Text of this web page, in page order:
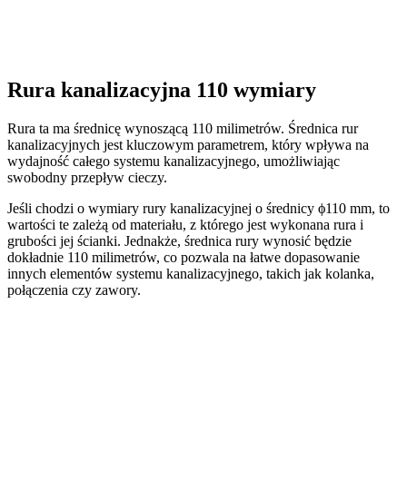
Rura kanalizacyjna 110 wymiary
Rura ta ma średnicę wynoszącą 110 milimetrów. Średnica rur
kanalizacyjnych jest kluczowym parametrem, który wpływa na
wydajność całego systemu kanalizacyjnego, umożliwiając
swobodny przepływ cieczy.
Jeśli chodzi o wymiary rury kanalizacyjnej o średnicy ϕ110 mm, to
wartości te zależą od materiału, z którego jest wykonana rura i
grubości jej ścianki. Jednakże, średnica rury wynosić będzie
dokładnie 110 milimetrów, co pozwala na łatwe dopasowanie
innych elementów systemu kanalizacyjnego, takich jak kolanka,
połączenia czy zawory.